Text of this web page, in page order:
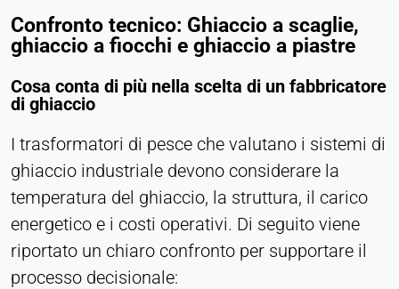
Confronto tecnico: Ghiaccio a scaglie,
ghiaccio a fiocchi e ghiaccio a piastre
Cosa conta di più nella scelta di un fabbricatore
di ghiaccio
I trasformatori di pesce che valutano i sistemi di
ghiaccio industriale devono considerare la
temperatura del ghiaccio, la struttura, il carico
energetico e i costi operativi. Di seguito viene
riportato un chiaro confronto per supportare il
processo decisionale:
come ad esempio i video. In caso di attivazione, i
dati tecnici possono essere trasferiti al fornitore.
Vimeo
vuid, player
Provider:
Vimeo, Inc.
Purpose:
Contenuti video incorporati
Cookie duration: